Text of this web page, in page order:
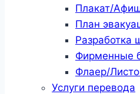
Плакат/
План
Разработка
Фирменные
Флаер/
Услуги перевода